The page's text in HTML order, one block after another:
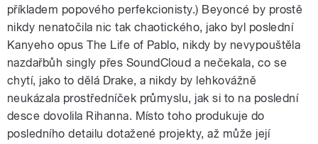
příkladem popového perfekcionisty.) Beyoncé by prostě
nikdy nenatočila nic tak chaotického, jako byl poslední
Kanyeho opus The Life of Pablo, nikdy by nevypouštěla
nazdařbůh singly přes SoundCloud a nečekala, co se
chytí, jako to dělá Drake, a nikdy by lehkovážně
neukázala prostředníček průmyslu, jak si to na poslední
desce dovolila Rihanna. Místo toho produkuje do
posledního detailu dotažené projekty, až může její